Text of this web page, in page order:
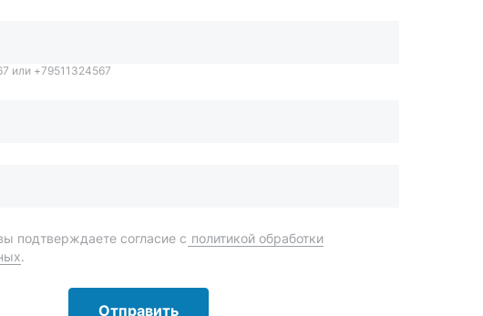
Отправить
+7 (904) 945-52-55